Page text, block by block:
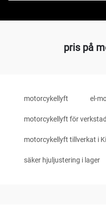
pris på
motorcykellyft el-
motorcykellyft för verkstad
motorcykellyft tillverkat i
säker hjuljustering i lager